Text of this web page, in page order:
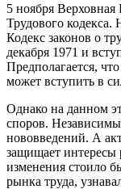
5 ноября
Трудового
Кодекс законов о
декабря 1971 и
Предполагается,
может вступить в
Однако на данном
споров.
нововведений. А
защищает интересы
изменения стоило
рынка труда,